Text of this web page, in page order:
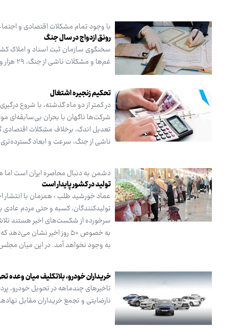
با وجود تمام مشکلات اقتصادی و اجتماعی، طلاق
رونق ازدواج در سال جنگ
غم‌ها و مشکلات ناشی از جنگ، ۲۹ هزار و ۷۱۱ ازدواج در دفاتر ثبت شده است.
تحکیم زنجیره اشتغال
در کمتر از دو ماه گذشته، با شروع
شرکت‌ها ناگهان با بحران بی‌سابقه‌ای
تعدیل اندک، برخلاف مشکلات
ناشی از جنگ، سرعت و ابعاد
دشمن به دنبال محاصره ایران است اما
تولید در کشور پایدار است
عماد خورشید طلب : همزمان با انتشار
تولیدکنندگان، کسبه و حتی مردم
سرخورده از شکست‌های اخیر هستند
به خصوص ۵۰ روز اخیر نشان
به وجود نخواهد آمد. در این میان
خریداران خودرو، بلاتکلیف میان
تاخیرهای چندماهه در تحویل خودرو،
نارضایتی و تجمع خریداران مقابل